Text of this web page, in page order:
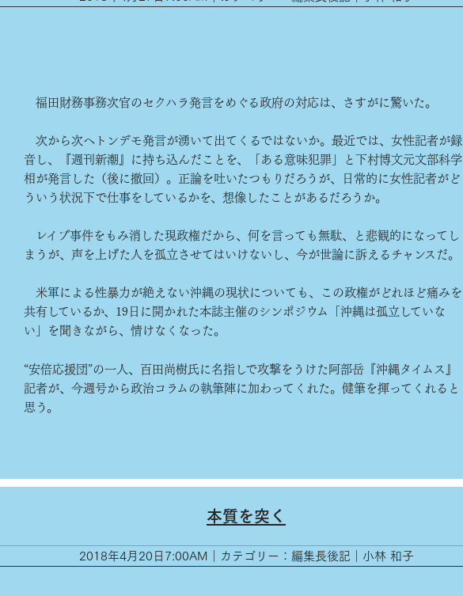
福田財務事務次官のセクハラ発言をめぐる政府の対応は、さすがに驚いた。
次から次へトンデモ発言が湧いて出てくるではないか。最近では、女性記者が録
音し、『週刊新潮』に持ち込んだことを、「ある意味犯罪」と下村博文元文部科学
相が発言した（後に撤回）。正論を吐いたつもりだろうが、日常的に女性記者がど
ういう状況下で仕事をしているかを、想像したことがあるだろうか。
レイプ事件をもみ消した現政権だから、何を言っても無駄、と悲観的になってし
まうが、声を上げた人を孤立させてはいけないし、今が世論に訴えるチャンスだ。
米軍による性暴力が絶えない沖縄の現状についても、この政権がどれほど痛みを
共有しているか、19日に開かれた本誌主催のシンポジウム「沖縄は孤立していな
い」を聞きながら、情けなくなった。
“安倍応援団”の一人、百田尚樹氏に名指しで攻撃をうけた阿部岳『沖縄タイムス』
記者が、今週号から政治コラムの執筆陣に加わってくれた。健筆を揮ってくれると
思う。
本質を突く
2018年4月20日7:00AM｜カテゴリー：編集長後記｜小林 和子